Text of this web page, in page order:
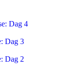
Dag 4
Dag 3
Dag 2